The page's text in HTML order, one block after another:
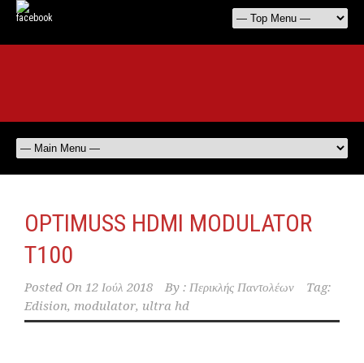
OPTIMUSS HDMI MODULATOR
T100
Posted On 12 Ιούλ 2018 By : Περικλής Παντολέων
Tag:
Edision, modulator, ultra hd